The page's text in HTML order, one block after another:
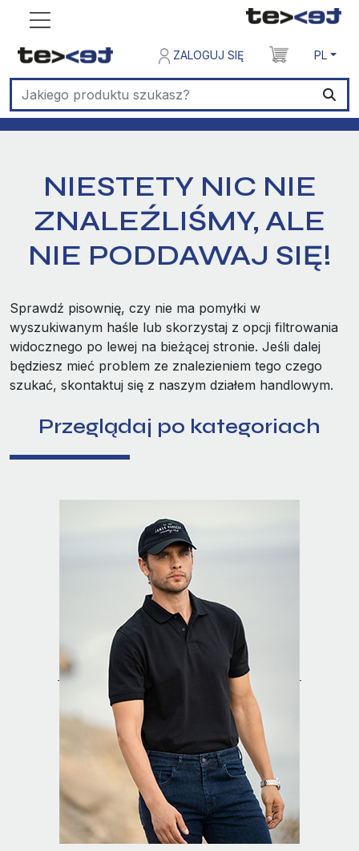
ZALOGUJ SIĘ PL
NIESTETY NIC NIE
ZNALEŹLIŚMY, ALE
NIE PODDAWAJ SIĘ!
Sprawdź pisownię, czy nie ma pomyłki w
wyszukiwanym haśle lub skorzystaj z opcji filtrowania
widocznego po lewej na bieżącej stronie. Jeśli dalej
będziesz mieć problem ze znalezieniem tego czego
szukać, skontaktuj się z naszym działem handlowym.
Przeglądaj po kategoriach